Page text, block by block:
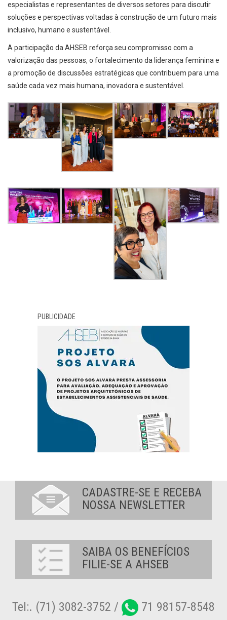
especialistas e representantes de diversos setores para discutir
soluções e perspectivas voltadas à construção de um futuro mais
inclusivo, humano e sustentável.
A participação da AHSEB reforça seu compromisso com a
valorização das pessoas, o fortalecimento da liderança feminina e
a promoção de discussões estratégicas que contribuem para uma
saúde cada vez mais humana, inovadora e sustentável.
PUBLICIDADE
CADASTRE-SE E RECEBA
NOSSA NEWSLETTER
SAIBA OS BENEFÍCIOS
FILIE-SE A AHSEB
Tel:. (71) 3082-3752 / 71 98157-8548